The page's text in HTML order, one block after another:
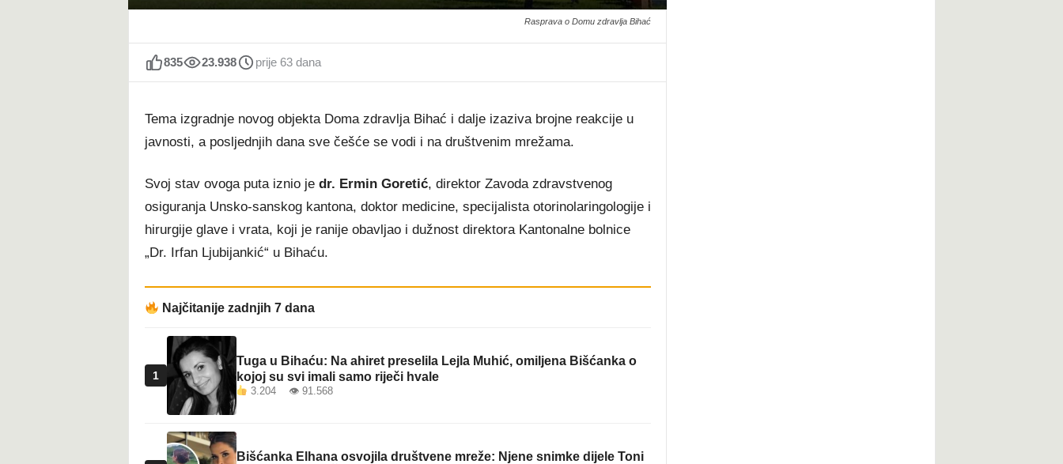
Rasprava o Domu zdravlja Bihać
835 23.938 prije 63 dana
Tema izgradnje novog objekta Doma zdravlja Bihać i dalje izaziva brojne reakcije u
javnosti, a posljednjih dana sve češće se vodi i na društvenim mrežama.
Svoj stav ovoga puta iznio je dr. Ermin Goretić, direktor Zavoda zdravstvenog
osiguranja Unsko-sanskog kantona, doktor medicine, specijalista otorinolaringologije i
hirurgije glave i vrata, koji je ranije obavljao i dužnost direktora Kantonalne bolnice
„Dr. Irfan Ljubijankić“ u Bihaću.
Najčitanije zadnjih 7 dana
1
Tuga u Bihaću: Na ahiret preselila Lejla Muhić, omiljena Bišćanka o
kojoj su svi imali samo riječi hvale
3.204 👁 91.568
Bišćanka Elhana osvojila društvene mreže: Njene snimke dijele Toni